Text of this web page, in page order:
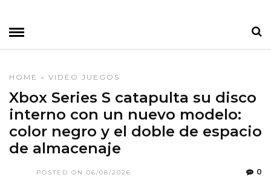
HOME » VIDEO JUEGOS
Xbox Series S catapulta su disco
interno con un nuevo modelo:
color negro y el doble de espacio
de almacenaje
POSTED ON 06/08/2026 0